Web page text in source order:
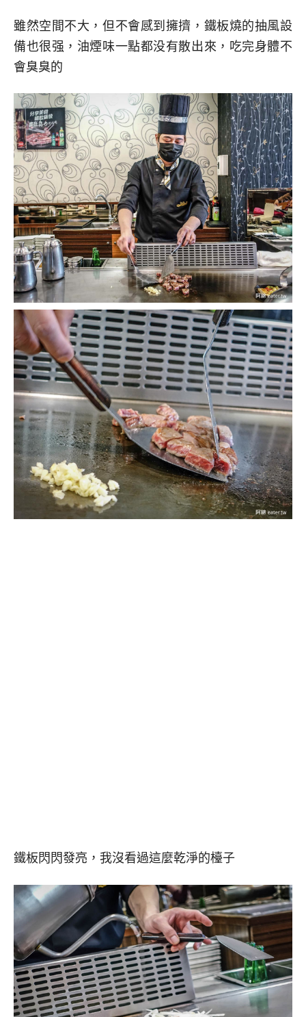
雖然空間不大，但不會感到擁擠，鐵板燒的抽風設
備也很强，油煙味一點都没有散出來，吃完身體不
會臭臭的
鐵板閃閃發亮，我沒看過這麼乾淨的檯子